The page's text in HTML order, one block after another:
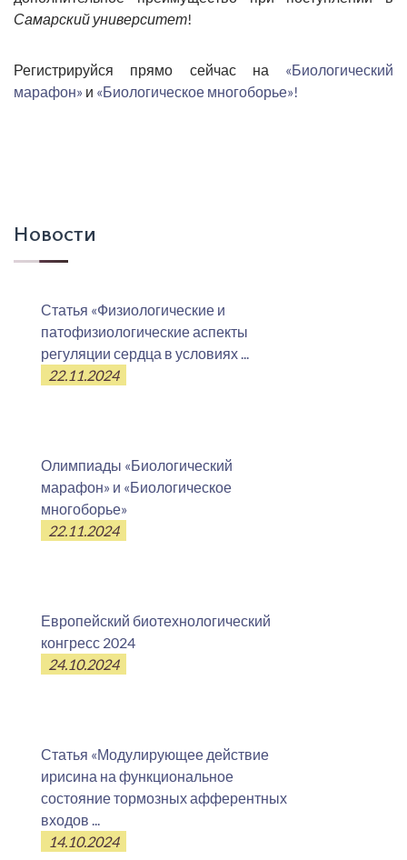
Самарский университет!
Регистрируйся прямо сейчас на «Биологический
марафон» и «Биологическое многоборье»!
Новости
Статья «Физиологические и
патофизиологические аспекты
регуляции сердца в условиях ...
22.11.2024
Олимпиады «Биологический
марафон» и «Биологическое
многоборье»
22.11.2024
Европейский биотехнологический
конгресс 2024
24.10.2024
Статья «Модулирующее действие
ирисина на функциональное
состояние тормозных афферентных
входов ...
14.10.2024